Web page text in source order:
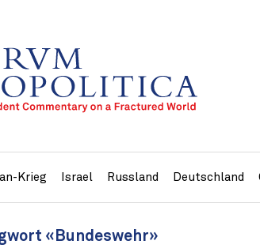
Krieg Israel Russland Deutschland
«Bundeswehr»